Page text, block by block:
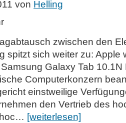
von Helling
zwischen den
spitzt sich weiter zu: Apple
Galaxy Tab 10.1N
Computerkonzern
einstweilige
den Vertrieb des
[weiterlesen]